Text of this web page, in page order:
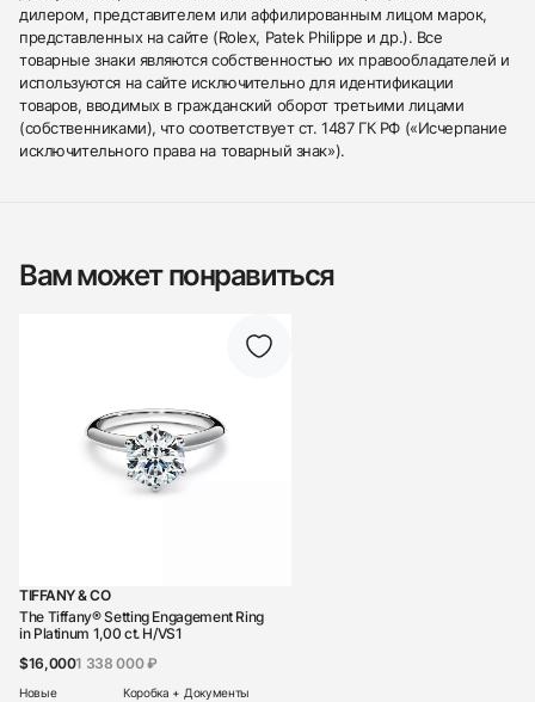
дилером, представителем или аффилированным лицом марок,
представленных на сайте (Rolex, Patek Philippe и др.). Все
товарные знаки являются собственностью их правообладателей и
используются на сайте исключительно для идентификации
товаров, вводимых в гражданский оборот третьими лицами
(собственниками), что соответствует ст. 1487 ГК РФ («Исчерпание
исключительного права на товарный знак»).
Вам может понравиться
TIFFANY & CO
The Tiffany® Setting Engagement Ring
in Platinum 1,00 ct. H/VS1
$16,0001 338 000 ₽
Новые Коробка + Документы